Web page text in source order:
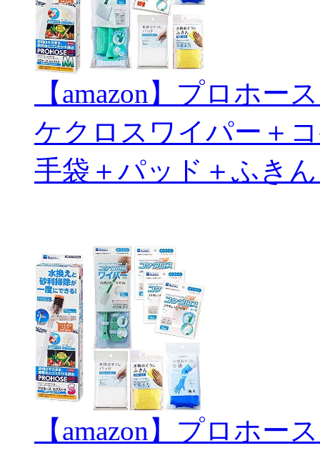
【amazon】プロホ
ケクロスワイパー＋
手袋＋パッド＋ふき
【amazon】プロホー